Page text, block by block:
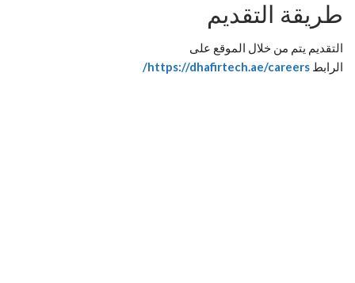
طريقة التقديم
التقديم يتم من خلال الموقع على
الرابط https://dhafirtech.ae/careers/